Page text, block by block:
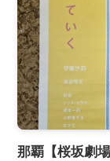
那覇【桜坂劇